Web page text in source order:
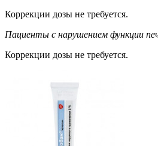
Коррекции дозы не требуется.
Пациенты с нарушением функции
Коррекции дозы не требуется.